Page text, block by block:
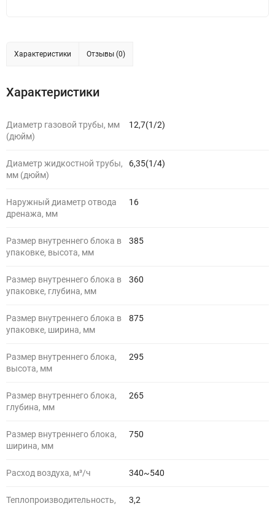
Характеристики Отзывы (0)
Характеристики
Диаметр газовой трубы, мм
(дюйм)
12,7(1/2)
Диаметр жидкостной трубы,
мм (дюйм)
6,35(1/4)
Наружный диаметр отвода
дренажа, мм
16
Размер внутреннего блока в
упаковке, высота, мм
385
Размер внутреннего блока в
упаковке, глубина, мм
360
Размер внутреннего блока в
упаковке, ширина, мм
875
Размер внутреннего блока,
высота, мм
295
Размер внутреннего блока,
глубина, мм
265
Размер внутреннего блока,
ширина, мм
750
Расход воздуха, м³/ч 340~540
Теплопроизводительность,
3,2